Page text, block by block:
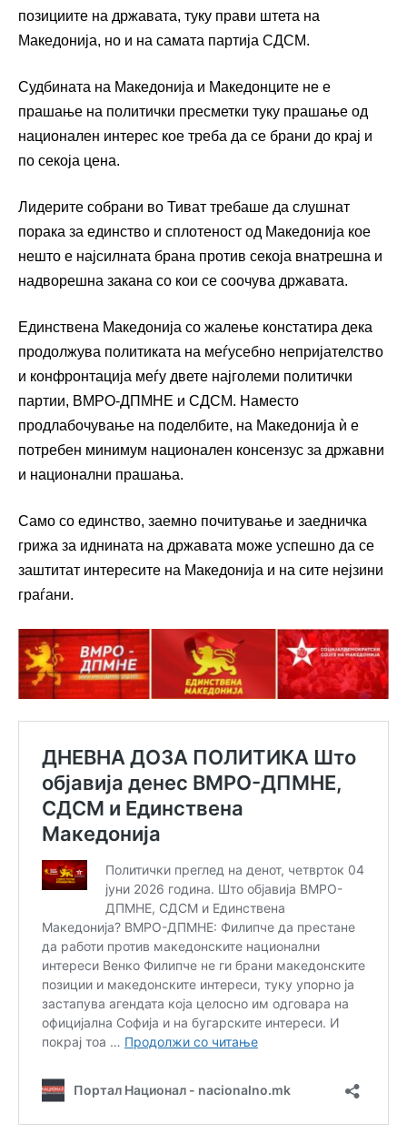
позициите на државата, туку прави штета на
Македонија, но и на самата партија СДСМ.
Судбината на Македонија и Македонците не е
прашање на политички пресметки туку прашање од
национален интерес кое треба да се брани до крај и
по секоја цена.
Лидерите собрани во Тиват требаше да слушнат
порака за единство и сплотеност од Македонија кое
нешто е најсилната брана против секоја внатрешна и
надворешна закана со кои се соочува државата.
Единствена Македонија со жалење констатира дека
продолжува политиката на меѓусебно непријателство
и конфронтација меѓу двете најголеми политички
партии, ВМРО-ДПМНЕ и СДСМ. Наместо
продлабочување на поделбите, на Македонија ѝ е
потребен минимум национален консензус за државни
и национални прашања.
Само со единство, заемно почитување и заедничка
грижа за иднината на државата може успешно да се
заштитат интересите на Македонија и на сите нејзини
граѓани.